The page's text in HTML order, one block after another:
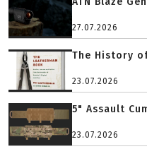
27.07.2026
The History
23.07.2026
5" Assault
23.07.2026